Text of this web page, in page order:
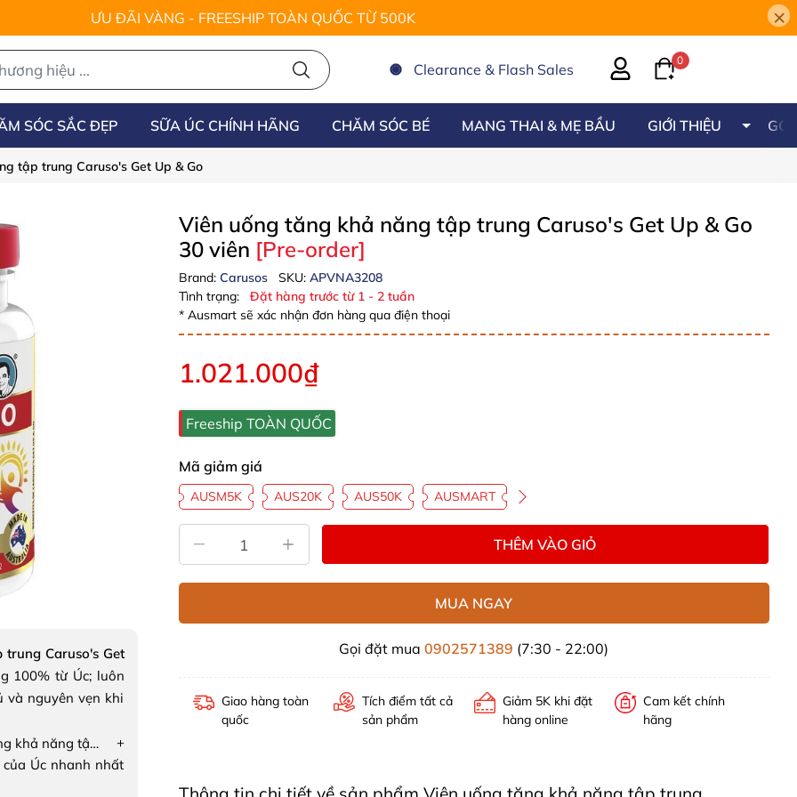
ƯU ĐÃI VÀNG - FREESHIP TOÀN QUỐC TỪ 500K ×
Clearance & Flash Sales
0
SÓC SẮC ĐẸP SỮA ÚC CHÍNH HÃNG CHĂM SÓC BÉ MANG THAI & MẸ BẦU GIỚI THIỆU
tập trung Caruso's Get Up & Go
Caruso's Get
100% từ Úc; luôn
và nguyên vẹn khi
Viên uống tăng khả năng tập trung Caruso's Get Up & Go
+
Úc nhanh nhất
Viên uống tăng khả năng tập trung Caruso's Get Up & Go
30 viên [Pre-order]
Brand: Carusos SKU: APVNA3208
Tình trạng:
Đặt hàng trước từ 1 - 2 tuần
* Ausmart sẽ xác nhận đơn hàng qua điện thoại
1.021.000₫
Freeship TOÀN QUỐC
Mã giảm giá
AUSM5K AUS20K AUS50K AUSMART
THÊM VÀO GIỎ
MUA NGAY
Gọi đặt mua0902571389 (7:30 - 22:00)
Giao hàng toàn
quốc
Tích điểm tất cả
sản phẩm
Giảm 5K khi đặt
hàng online
Cam kết chính
hãng